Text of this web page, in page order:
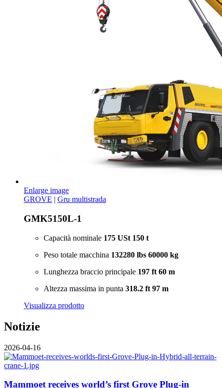
Enlarge image
GROVE | Gru multistrada
GMK5150L-1
Capacità nominale 175 USt 150 t
Peso totale macchina 132280 lbs 60000 kg
Lunghezza braccio principale 197 ft 60 m
Altezza massima in punta 318.2 ft 97 m
Visualizza prodotto
Notizie
2026-04-16
Mammoet receives world’s first Grove Plug-in